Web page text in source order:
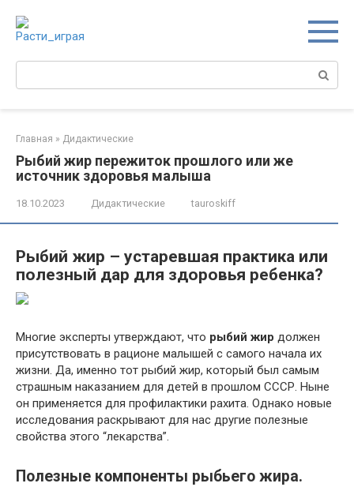
контенту
Поиск:
Главная » Дидактические
Рыбий жир пережиток прошлого или же
источник здоровья малыша
18.10.2023 Дидактические tauroskiff
Рыбий жир – устаревшая практика или
полезный дар для здоровья ребенка?
Многие эксперты утверждают, что рыбий жир должен
присутствовать в рационе малышей с самого начала их
жизни. Да, именно тот рыбий жир, который был самым
страшным наказанием для детей в прошлом СССР. Ныне
он применяется для профилактики рахита. Однако новые
исследования раскрывают для нас другие полезные
свойства этого “лекарства”.
Полезные компоненты рыбьего жира.